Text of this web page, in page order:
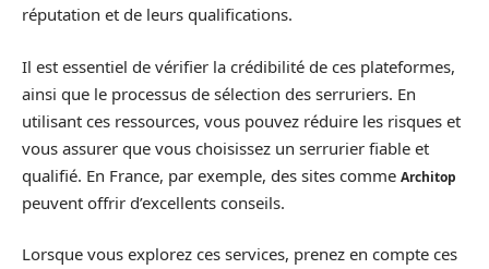
réputation et de leurs qualifications.
Il est essentiel de vérifier la crédibilité de ces plateformes,
ainsi que le processus de sélection des serruriers. En
utilisant ces ressources, vous pouvez réduire les risques et
vous assurer que vous choisissez un serrurier fiable et
qualifié. En France, par exemple, des sites comme Architop
peuvent offrir d’excellents conseils.
Lorsque vous explorez ces services, prenez en compte ces